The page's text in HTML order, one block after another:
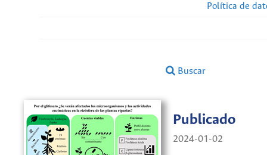
Política de
Buscar
Publicado
2024-01-02